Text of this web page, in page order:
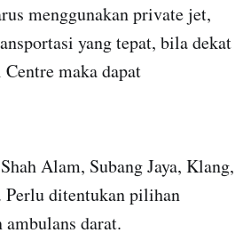
menggunakan private jet,
yang tepat, bila dekat
maka dapat
Alam, Subang Jaya, Klang,
Perlu ditentukan pilihan
darat.